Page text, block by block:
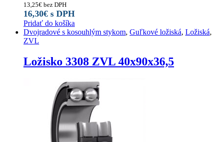
13,25€ bez DPH
16,30€ s DPH
Pridať do košíka
Dvojradové s kosouhlým stykom, Guľkové ložiská, Ložiská,
ZVL
Ložisko 3308 ZVL 40x90x36,5